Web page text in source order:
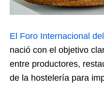
El Foro Internacional
nació con el objetivo
entre productores,
de la hostelería para